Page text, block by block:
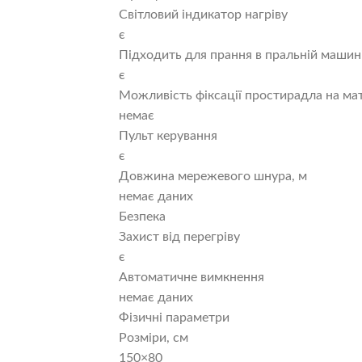
Світловий індикатор нагріву
є
Підходить для прання в пральній
є
Можливість фіксації простирадла на
немає
Пульт керування
є
Довжина мережевого шнура, м
немає даних
Безпека
Захист від перегріву
є
Автоматичне вимкнення
немає даних
Фізичні параметри
Розміри, см
150×80